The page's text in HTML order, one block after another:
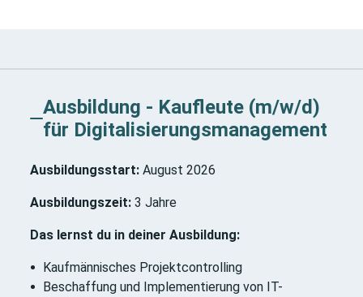
Ausbildung - Kaufleute (m/w/d)
für Digitalisierungsmanagement
Ausbildungsstart:August 2026
Ausbildungszeit:3 Jahre
Das lernst du in deiner Ausbildung:
Kaufmännisches Projektcontrolling
Beschaffung und Implementierung von IT-